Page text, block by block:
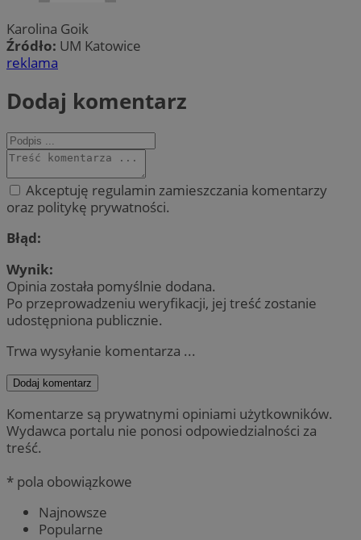
Karolina Goik
Źródło: UM Katowice
reklama
Dodaj komentarz
Akceptuję regulamin zamieszczania komentarzy
oraz politykę prywatności.
Błąd:
Wynik:
Opinia została pomyślnie dodana.
Po przeprowadzeniu weryfikacji, jej treść zostanie
udostępniona publicznie.
Trwa wysyłanie komentarza ...
Dodaj komentarz
Komentarze są prywatnymi opiniami użytkowników.
Wydawca portalu nie ponosi odpowiedzialności za
treść.
* pola obowiązkowe
Najnowsze
Popularne